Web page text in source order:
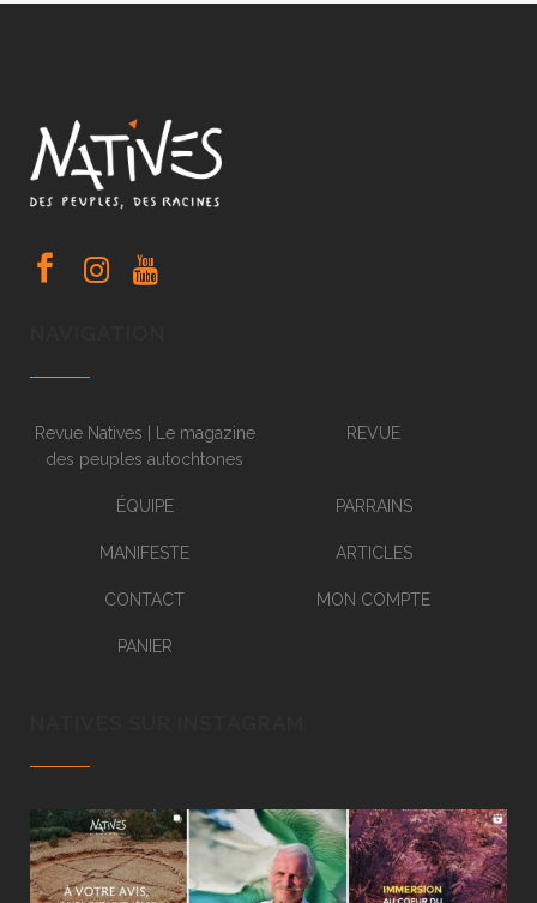
Revue Natives | Le magazine
des peuples autochtones
REVUE
ÉQUIPE PARRAINS
MANIFESTE ARTICLES
CONTACT MON COMPTE
PANIER